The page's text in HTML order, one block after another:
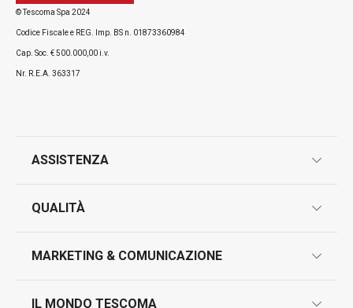
© Tescoma Spa 2024
Codice Fiscale e REG. Imp. BS n. 01873360984
Cap. Soc. € 500.000,00 i.v.
Nr. R.E.A. 363317
ASSISTENZA
contatti
QUALITÀ
MARKETING & COMUNICAZIONE
IL MONDO TESCOMA